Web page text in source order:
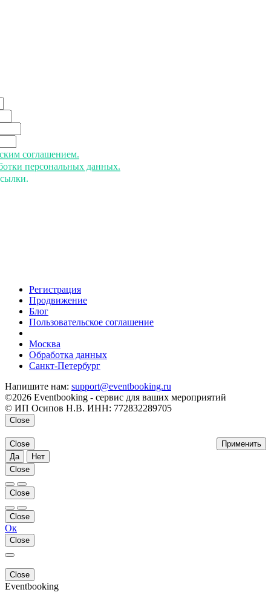
соглашением.
персональных данных.
Регистрация
Продвижение
Блог
Пользовательское соглашение
Москва
Обработка данных
Санкт-Петербург
Напишите нам: support@eventbooking.ru
©2026 Eventbooking - сервис для ваших мероприятий
© ИП Осипов Н.В. ИНН: 772832289705
Close
Применить
Close
Да
Нет
Close
Close
Close
Ок
Close
Close
Eventbooking